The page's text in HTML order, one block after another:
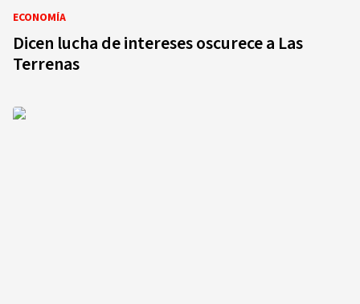
ECONOMÍA
Dicen lucha de intereses oscurece a Las
Terrenas